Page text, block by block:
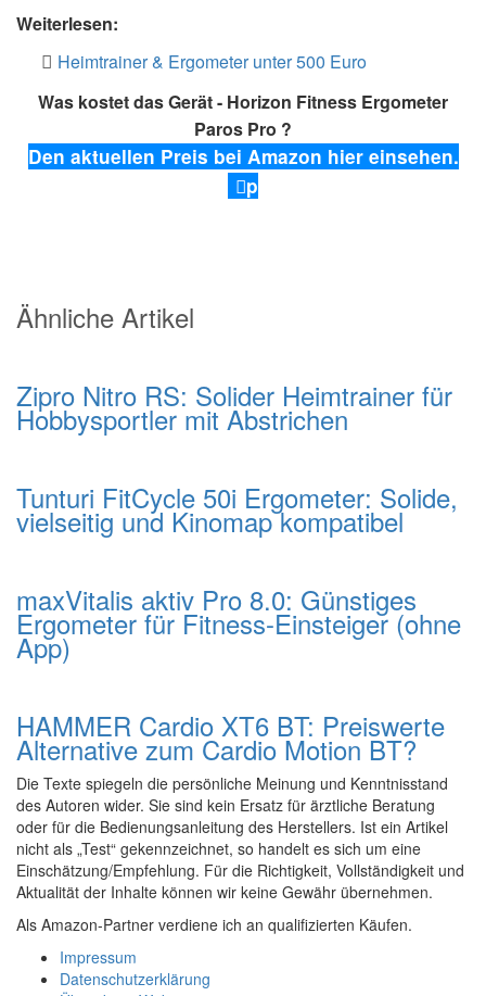
Weiterlesen:
Heimtrainer & Ergometer unter 500 Euro
Was kostet das Gerät - Horizon Fitness Ergometer
Paros Pro ?
Den aktuellen Preis bei Amazon hier einsehen.
p
Ähnliche Artikel
Zipro Nitro RS: Solider Heimtrainer für
Hobbysportler mit Abstrichen
Tunturi FitCycle 50i Ergometer: Solide,
vielseitig und Kinomap kompatibel
maxVitalis aktiv Pro 8.0: Günstiges
Ergometer für Fitness-Einsteiger (ohne
App)
HAMMER Cardio XT6 BT: Preiswerte
Alternative zum Cardio Motion BT?
Die Texte spiegeln die persönliche Meinung und Kenntnisstand
des Autoren wider. Sie sind kein Ersatz für ärztliche Beratung
oder für die Bedienungsanleitung des Herstellers. Ist ein Artikel
nicht als „Test“ gekennzeichnet, so handelt es sich um eine
Einschätzung/Empfehlung. Für die Richtigkeit, Vollständigkeit und
Aktualität der Inhalte können wir keine Gewähr übernehmen.
Als Amazon-Partner verdiene ich an qualifizierten Käufen.
Impressum
Datenschutzerklärung